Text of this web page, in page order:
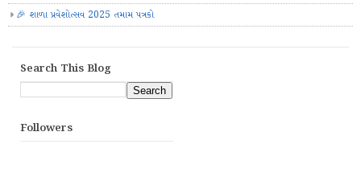
🎉 શાળા પ્રવેશોત્સવ 2025 તમામ પત્રકો
Search This Blog
Followers